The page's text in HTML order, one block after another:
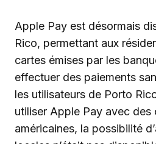
Apple Pay est désormais
Rico, permettant aux
cartes émises par les
effectuer des paiements
les utilisateurs de Porto
utiliser Apple Pay avec des
américaines, la possibilité